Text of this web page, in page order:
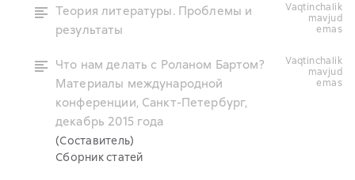
Теория литературы. Проблемы и
результаты
vaqtinchalik
mavjud
emas
Что нам делать с Роланом Бартом?
Материалы международной
конференции, Санкт-Петербург,
декабрь 2015 года
(Составитель)
Сборник статей
vaqtinchalik
mavjud
emas